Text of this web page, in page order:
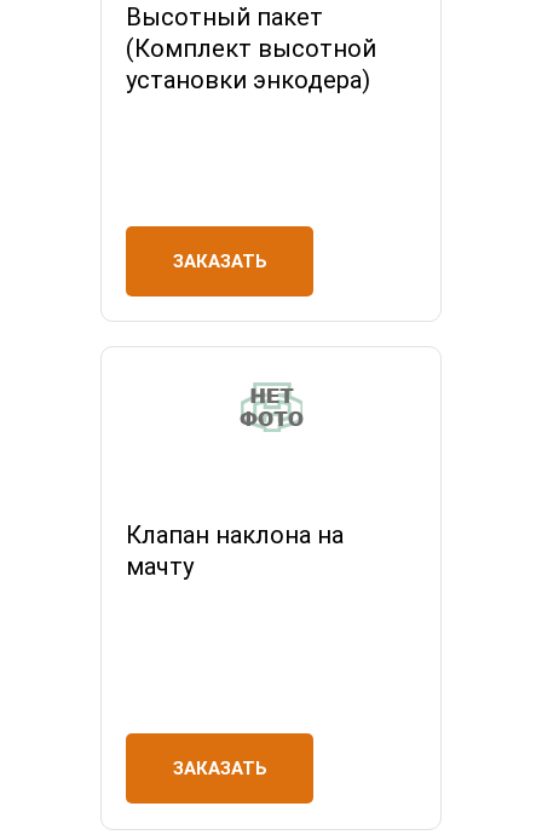
Высотный пакет
(Комплект высотной
установки энкодера)
ЗАКАЗАТЬ
Клапан наклона на
мачту
ЗАКАЗАТЬ